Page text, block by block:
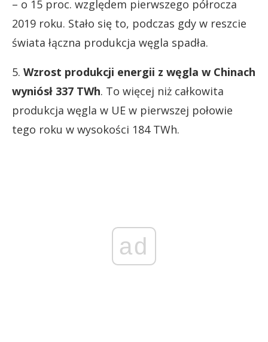
– o 15 proc. względem pierwszego półrocza
2019 roku. Stało się to, podczas gdy w reszcie
świata łączna produkcja węgla spadła.
5. Wzrost produkcji energii z węgla w Chinach
wyniósł 337 TWh. To więcej niż całkowita
produkcja węgla w UE w pierwszej połowie
tego roku w wysokości 184 TWh.
ad